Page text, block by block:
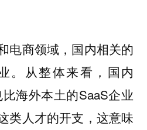
电商领域，国内相关的
。
从整体来看，国内
海外本土的SaaS企业
类人才的开支，这意味